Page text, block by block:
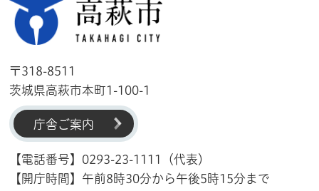
〒318-8511
茨城県高萩市本町1-100-1
庁舎ご案内
【電話番号】0293-23-1111（代表）
【開庁時間】午前8時30分から午後5時15分まで